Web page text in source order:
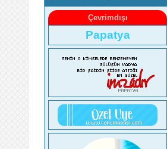
Çevrimdışı
Papatya